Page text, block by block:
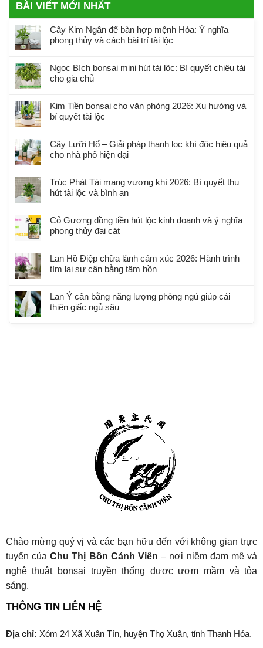
BÀI VIẾT MỚI NHẤT
Cây Kim Ngân để bàn hợp mệnh Hỏa: Ý nghĩa
phong thủy và cách bài trí tài lộc
Ngọc Bích bonsai mini hút tài lộc: Bí quyết chiêu tài
cho gia chủ
Kim Tiền bonsai cho văn phòng 2026: Xu hướng và
bí quyết tài lộc
Cây Lưỡi Hổ – Giải pháp thanh lọc khí độc hiệu quả
cho nhà phố hiện đại
Trúc Phát Tài mang vượng khí 2026: Bí quyết thu
hút tài lộc và bình an
Cỏ Gương đồng tiền hút lộc kinh doanh và ý nghĩa
phong thủy đại cát
Lan Hồ Điệp chữa lành cảm xúc 2026: Hành trình
tìm lại sự cân bằng tâm hồn
Lan Ý cân bằng năng lượng phòng ngủ giúp cải
thiện giấc ngủ sâu
Chào mừng quý vị và các bạn hữu đến với không gian trực
tuyến củaChu Thị Bồn Cảnh Viên – nơi niềm đam mê và
nghệ thuật bonsai truyền thống được ươm mầm và tỏa
sáng.
THÔNG TIN LIÊN HỆ
Địa chỉ: Xóm 24 Xã Xuân Tín, huyện Thọ Xuân, tỉnh Thanh Hóa.